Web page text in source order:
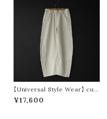
【Universal Style Wear】 cur
ve painter pants (off white)
¥17,600